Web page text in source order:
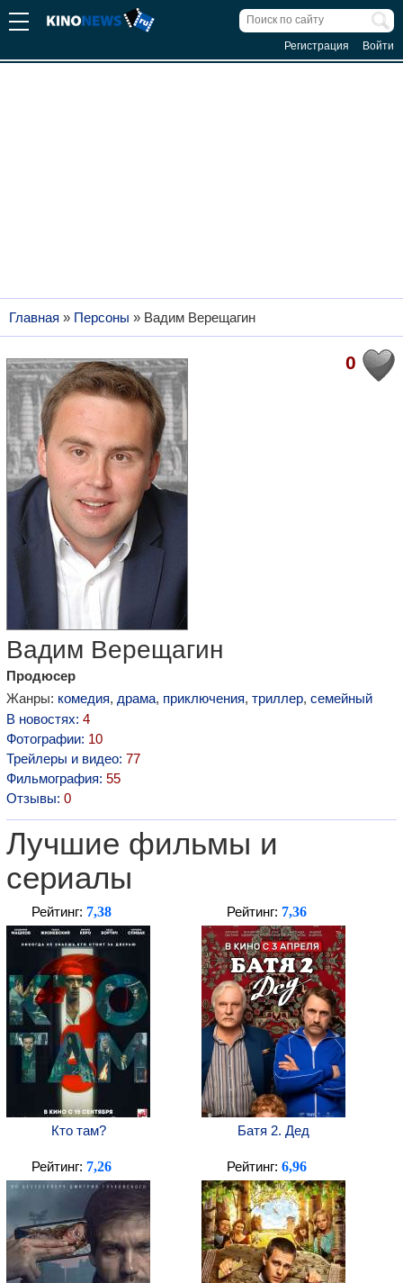
Регистрация Войти
Главная » Персоны » Вадим Верещагин
0
Вадим Верещагин
Продюсер
Жанры: комедия, драма, приключения, триллер, семейный
В новостях: 4
Фотографии: 10
Трейлеры и видео: 77
Фильмография: 55
Отзывы: 0
Лучшие фильмы и
сериалы
Рейтинг: 7,38
Кто там?
Рейтинг: 7,36
Батя 2. Дед
Рейтинг: 7,26 Рейтинг: 6,96